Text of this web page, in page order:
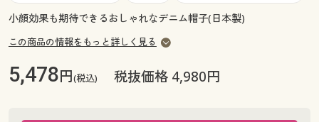
サポート
ご利用ガイド
よくある質問とお問い合わせ
小顔効果も期待できるおしゃれなデニム帽子(日本製)
この商品の情報をもっと詳しく見る
5,478円(税込) 税抜価格 4,980円